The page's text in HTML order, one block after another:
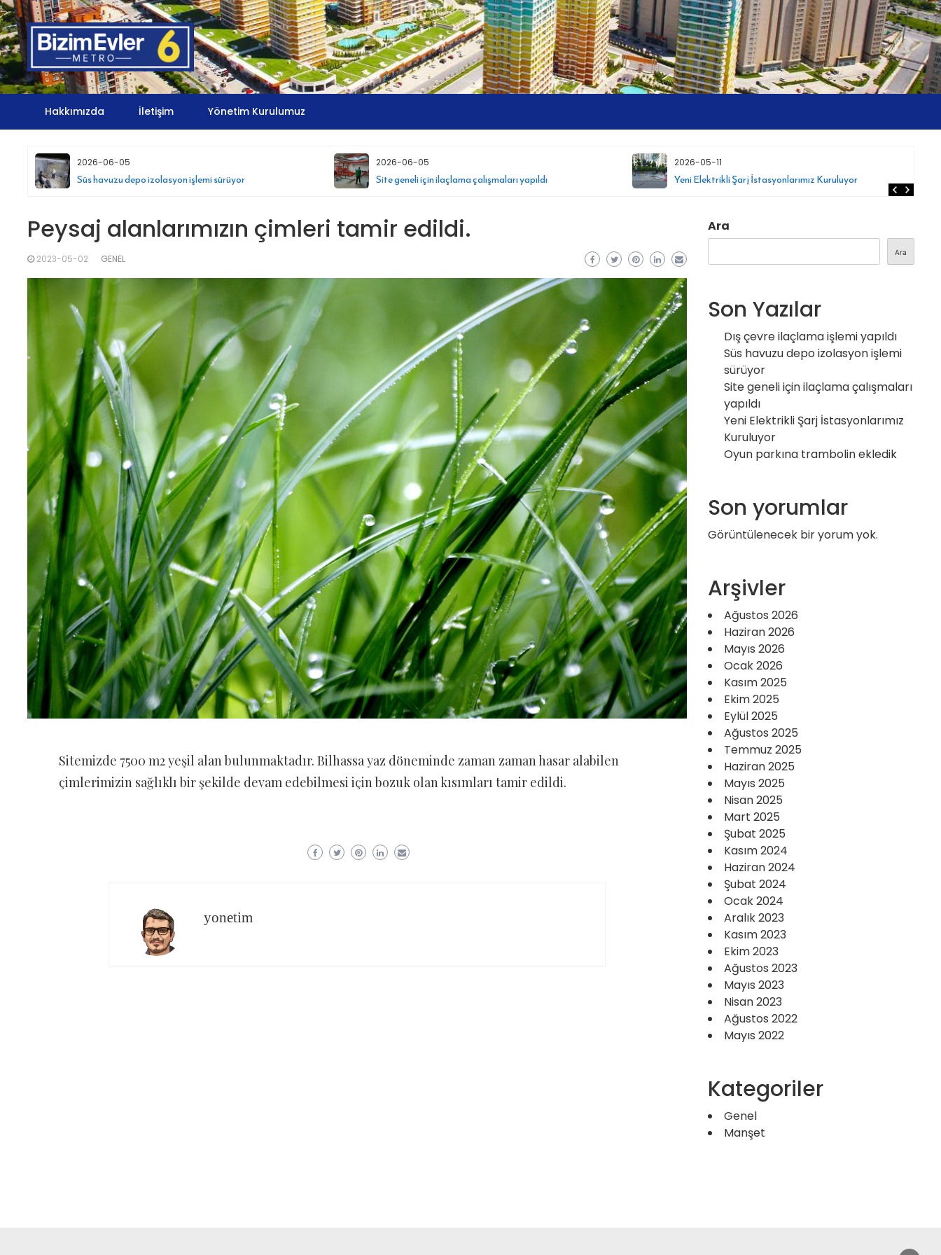
Skip
to
content
Hakkımızda İletişim Yönetim Kurulumuz
2026-06-05
Süs havuzu depo izolasyon işlemi sürüyor
2026-06-05
Site geneli için ilaçlama çalışmaları yapıldı
2026-05-11
Yeni Elektrikli Şarj İstasyonlarımız Kuruluyor
Peysaj alanlarımızın çimleri tamir edildi.
2023-05-02 GENEL
Sitemizde 7500 m2 yeşil alan bulunmaktadır. Bilhassa yaz döneminde zaman zaman hasar alabilen
çimlerimizin sağlıklı bir şekilde devam edebilmesi için bozuk olan kısımları tamir edildi.
yonetim
Ara
Ara
Son Yazılar
Dış çevre ilaçlama işlemi yapıldı
Süs havuzu depo izolasyon işlemi
sürüyor
Site geneli için ilaçlama çalışmaları
yapıldı
Yeni Elektrikli Şarj İstasyonlarımız
Kuruluyor
Oyun parkına trambolin ekledik
Son yorumlar
Görüntülenecek bir yorum yok.
Arşivler
Ağustos 2026
Haziran 2026
Mayıs 2026
Ocak 2026
Kasım 2025
Ekim 2025
Eylül 2025
Ağustos 2025
Temmuz 2025
Haziran 2025
Mayıs 2025
Nisan 2025
Mart 2025
Şubat 2025
Kasım 2024
Haziran 2024
Şubat 2024
Ocak 2024
Aralık 2023
Kasım 2023
Ekim 2023
Ağustos 2023
Mayıs 2023
Nisan 2023
Ağustos 2022
Mayıs 2022
Kategoriler
Genel
Manşet